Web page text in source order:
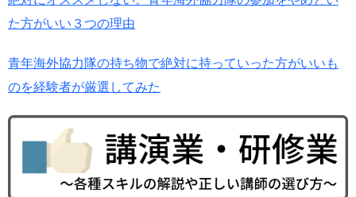
た方がいい３つの理由
青年海外協力隊の持ち物で絶対に持っていった方がいいも
のを経験者が厳選してみた